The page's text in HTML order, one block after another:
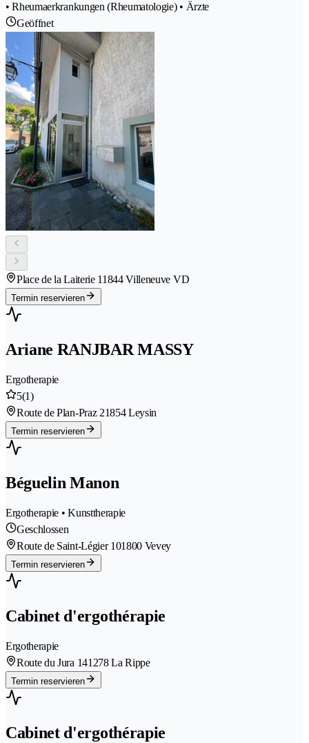
• Rheumaerkrankungen (Rheumatologie) • Ärzte
Geöffnet
Place de la Laiterie 11844 Villeneuve VD
Termin reservieren
Ariane RANJBAR MASSY
Ergotherapie
5(1)
Route de Plan-Praz 21854 Leysin
Termin reservieren
Béguelin Manon
Ergotherapie • Kunsttherapie
Geschlossen
Route de Saint-Légier 101800 Vevey
Termin reservieren
Cabinet d'ergothérapie
Ergotherapie
Route du Jura 141278 La Rippe
Termin reservieren
Cabinet d'ergothérapie